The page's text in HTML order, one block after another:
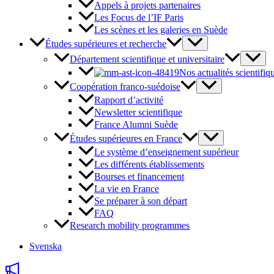
Appels à projets partenaires
Les Focus de l’IF Paris
Les scènes et les galeries en Suède
Études supérieures et recherche
Département scientifique et universitaire
Nos actualités
Coopération franco-suédoise
Rapport d’activité
Newsletter scientifique
France Alumni Suède
Études supérieures en France
Le système d’enseignement supérieur
Les différents établissements
Bourses et financement
La vie en France
Se préparer à son départ
FAQ
Research mobility programmes
Svenska